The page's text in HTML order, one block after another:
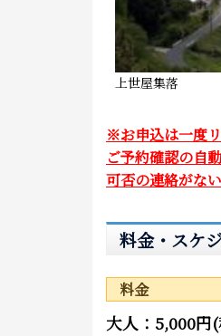
上世屋集落
※お申込は一度
ご予約確認の自
可否の連絡がな
料金・スケ
料金
大人：5,000円